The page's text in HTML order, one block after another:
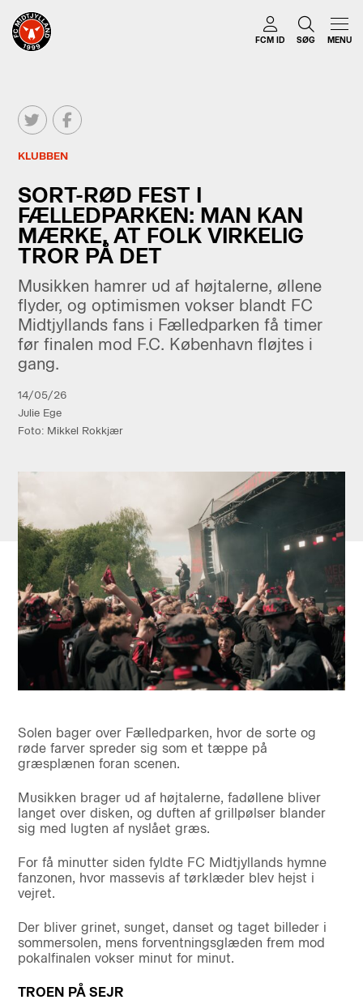
FCM ID SØG MENU
KLUBBEN
SORT-RØD FEST I
FÆLLEDPARKEN: MAN KAN
MÆRKE, AT FOLK VIRKELIG
TROR PÅ DET
Musikken hamrer ud af højtalerne, øllene
flyder, og optimismen vokser blandt FC
Midtjyllands fans i Fælledparken få timer
før finalen mod F.C. København fløjtes i
gang.
14/05/26
Julie Ege
Foto: Mikkel Rokkjær
Solen bager over Fælledparken, hvor de sorte og
røde farver spreder sig som et tæppe på
græsplænen foran scenen.
Musikken brager ud af højtalerne, fadøllene bliver
langet over disken, og duften af grillpølser blander
sig med lugten af nyslået græs.
For få minutter siden fyldte FC Midtjyllands hymne
fanzonen, hvor massevis af tørklæder blev hejst i
vejret.
Der bliver grinet, sunget, danset og taget billeder i
sommersolen, mens forventningsglæden frem mod
pokalfinalen vokser minut for minut.
TROEN PÅ SEJR